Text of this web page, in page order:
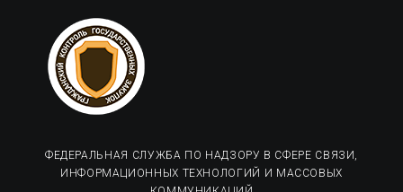
ФЕДЕРАЛЬНАЯ СЛУЖБА ПО НАДЗОРУ В СФЕРЕ СВЯЗИ,
ИНФОРМАЦИОННЫХ ТЕХНОЛОГИЙ И МАССОВЫХ